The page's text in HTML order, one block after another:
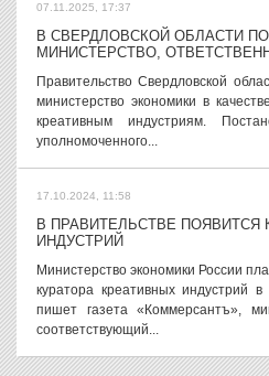
07.11.2025, 17:37
В СВЕРДЛОВСКОЙ ОБЛАСТИ
МИНИСТЕРСТВО,
Правительство Свердловской
министерство экономики в
креативным индустриям.
уполномоченного...
17.10.2024, 11:58
В ПРАВИТЕЛЬСТВЕ ПОЯВИТСЯ
ИНДУСТРИЙ
Министерство экономики России
куратора креативных индустрий
пишет газета «Коммерсантъ»,
соответствующий...